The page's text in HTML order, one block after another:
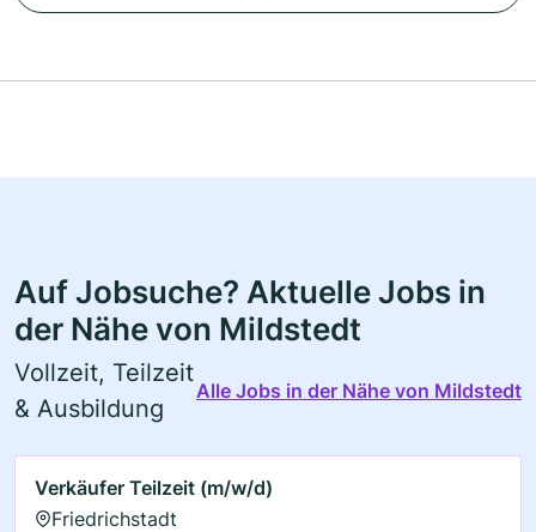
Auf Jobsuche? Aktuelle Jobs in
der Nähe von Mildstedt
Vollzeit, Teilzeit
& Ausbildung
Alle Jobs in der Nähe von Mildstedt
Verkäufer Teilzeit (m/w/d)
Friedrichstadt